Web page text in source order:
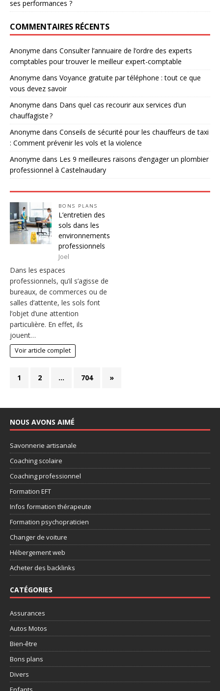
ses performances ?
COMMENTAIRES RÉCENTS
Anonyme dans Consulter l’annuaire de l’ordre des experts
comptables pour trouver le meilleur expert-comptable
Anonyme dans Voyance gratuite par téléphone : tout ce que
vous devez savoir
Anonyme dans Dans quel cas recourir aux services d’un
chauffagiste ?
Anonyme dans Conseils de sécurité pour les chauffeurs de taxi
: Comment prévenir les vols et la violence
Anonyme dans Les 9 meilleures raisons d’engager un plombier
professionnel à Castelnaudary
BONS PLANS
L’entretien des
sols dans les
environnements
professionnels
Joel
Dans les espaces
professionnels, qu’il s’agisse de
bureaux, de commerces ou de
salles d’attente, les sols font
l’objet d’une attention
particulière. En effet, ils
jouent…
Voir article complet
1 2 … 704 »
NOUS AVONS AIMÉ
Savonnerie artisanale
Coaching scolaire
Coaching professionnel
Formation EFT
Infos formation thérapeute
Formation psychopraticien
Changer de voiture
Hébergement web
Acheter des backlinks
CATÉGORIES
Assurances
Autos Motos
Bien-être
Bons plans
Divers